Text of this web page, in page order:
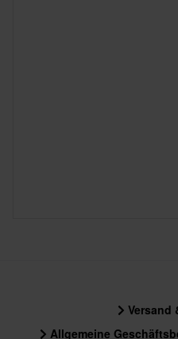
Versand
Allgemeine